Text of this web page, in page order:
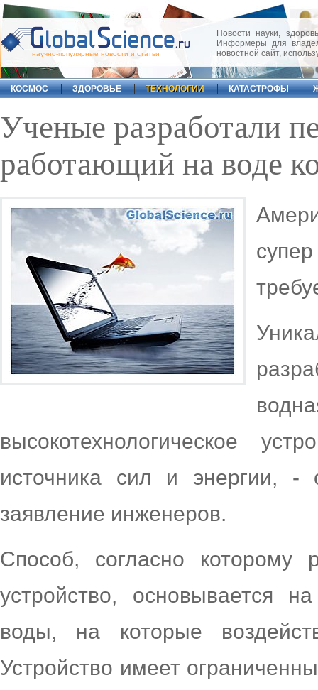
научно-популярные новости и статьи
Новости науки,
Информеры для
новостной сайт,
КОСМОС ЗДОРОВЬЕ ТЕХНОЛОГИИ КАТАСТРОФЫ
Ученые разработали
работающий на воде
высокотехнологическое
источника сил и энергии,
заявление инженеров.
Способ, согласно которому
устройство, основывается
воды, на которые
Устройство имеет